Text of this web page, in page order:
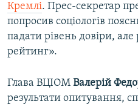
Кремлі. Прес-секретар
попросив соціологів
падати рівень довіри,
рейтинг».
Глава ВЦІОМ Валерій
результати опитування,